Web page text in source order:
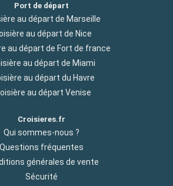
Port de départ
au départ de Marseille
au départ de Nice
au départ de Fort de france
au départ de Miami
au départ du Havre
au départ Venise
Croisieres.fr
Qui sommes-nous ?
Questions fréquentes
générales de vente
Sécurité